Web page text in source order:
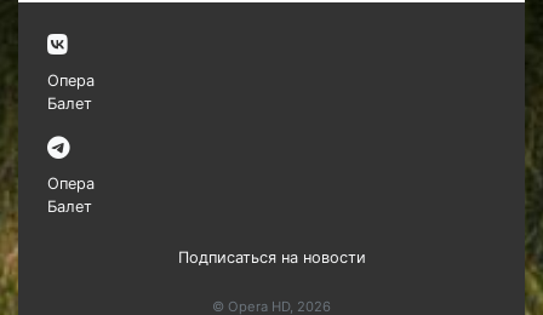
Опера
Балет
Опера
Балет
Подписаться на новости
© Opera HD, 2026